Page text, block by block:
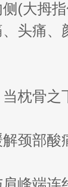
(大拇
头痛
枕骨
颈部